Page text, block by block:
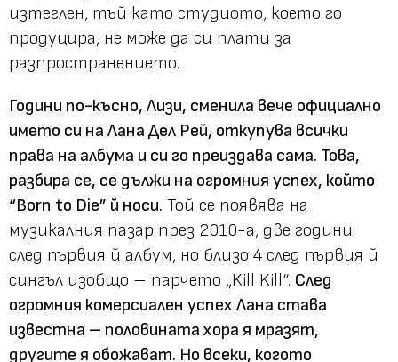
изтеглен, тъй като студиото, което го
продуцира, не може да си плати за
разпространението.
Години по-късно, Лизи, сменила вече официално
името си на Лана Дел Рей, откупува всички
права на албума и си го преиздава сама. Това,
разбира се, се дължи на огромния успех, който
“Born to Die” й носи. Той се появява на
музикалния пазар през 2010-а, две години
след първия й албум, но близо 4 след първия й
сингъл изобщо – парчето „Kill Kill“. След
огромния комерсиален успех Лана става
известна – половината хора я мразят,
другите я обожават. Но всеки, когото